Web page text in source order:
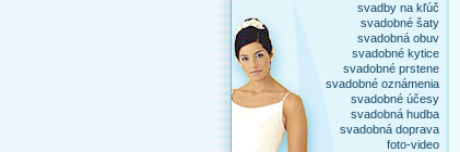
svadby na kľúč
svadobné šaty
svadobná obuv
svadobné kytice
svadobné prstene
svadobné oznámenia
svadobné účesy
svadobná hudba
svadobná doprava
foto-video